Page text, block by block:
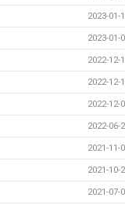
2023-01-
2023-01-
2022-12-
2022-12-
2022-12-
2022-06-
2021-11-
2021-10-
2021-07-